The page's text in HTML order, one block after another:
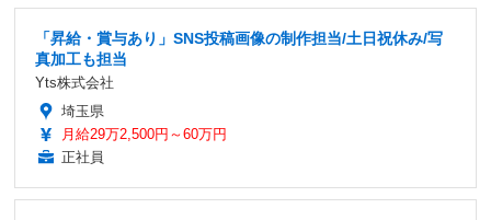
「昇給・賞与あり」SNS投稿画像の制作担当/土日祝休み/写
真加工も担当
Yts株式会社
埼玉県
月給29万2,500円～60万円
正社員